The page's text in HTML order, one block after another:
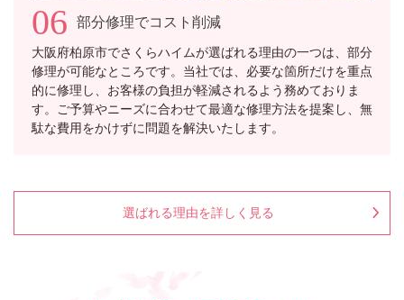
06 部分修理でコスト削減
大阪府柏原市でさくらハイムが選ばれる理由の一つは、部分
修理が可能なところです。当社では、必要な箇所だけを重点
的に修理し、お客様の負担が軽減されるよう務めておりま
す。ご予算やニーズに合わせて最適な修理方法を提案し、無
駄な費用をかけずに問題を解決いたします。
選ばれる理由を詳しく見る